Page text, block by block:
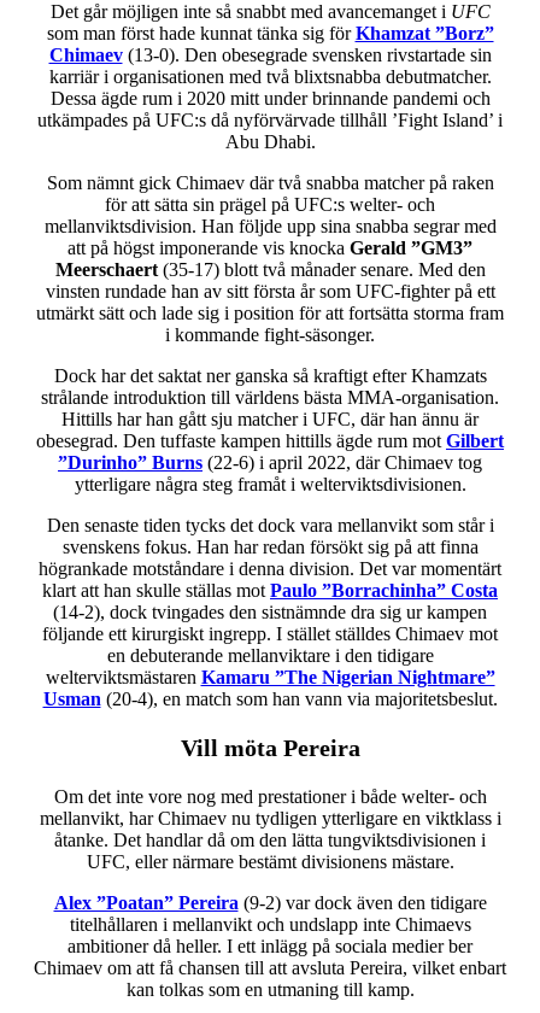
Det går möjligen inte så snabbt med avancemanget i UFC
som man först hade kunnat tänka sig förKhamzat ”Borz”
Chimaev(13-0). Den obesegrade svensken rivstartade sin
karriär i organisationen med två blixtsnabba debutmatcher.
Dessa ägde rum i 2020 mitt under brinnande pandemi och
utkämpades på UFC:s då nyförvärvade tillhåll ’Fight Island’ i
Abu Dhabi.
Som nämnt gick Chimaev där två snabba matcher på raken
för att sätta sin prägel på UFC:s welter- och
mellanviktsdivision. Han följde upp sina snabba segrar med
att på högst imponerande vis knocka Gerald ”GM3”
Meerschaert(35-17) blott två månader senare. Med den
vinsten rundade han av sitt första år som UFC-fighter på ett
utmärkt sätt och lade sig i position för att fortsätta storma fram
i kommande fight-säsonger.
Dock har det saktat ner ganska så kraftigt efter Khamzats
strålande introduktion till världens bästa MMA-organisation.
Hittills har han gått sju matcher i UFC, där han ännu är
obesegrad. Den tuffaste kampen hittills ägde rum mot Gilbert
”Durinho” Burns (22-6) i april 2022, där Chimaev tog
ytterligare några steg framåt i welterviktsdivisionen.
Den senaste tiden tycks det dock vara mellanvikt som står i
svenskens fokus. Han har redan försökt sig på att finna
högrankade motståndare i denna division. Det var momentärt
klart att han skulle ställas mot Paulo ”Borrachinha” Costa
(14-2), dock tvingades den sistnämnde dra sig ur kampen
följande ett kirurgiskt ingrepp. I stället ställdes Chimaev mot
en debuterande mellanviktare i den tidigare
welterviktsmästaren Kamaru ”The Nigerian Nightmare”
Usman (20-4), en match som han vann via majoritetsbeslut.
Vill möta Pereira
Om det inte vore nog med prestationer i både welter- och
mellanvikt, har Chimaev nu tydligen ytterligare en viktklass i
åtanke. Det handlar då om den lätta tungviktsdivisionen i
UFC, eller närmare bestämt divisionens mästare.
Alex ”Poatan” Pereira (9-2) var dock även den tidigare
titelhållaren i mellanvikt och undslapp inte Chimaevs
ambitioner då heller. I ett inlägg på sociala medier ber
Chimaev om att få chansen till att avsluta Pereira, vilket enbart
kan tolkas som en utmaning till kamp.